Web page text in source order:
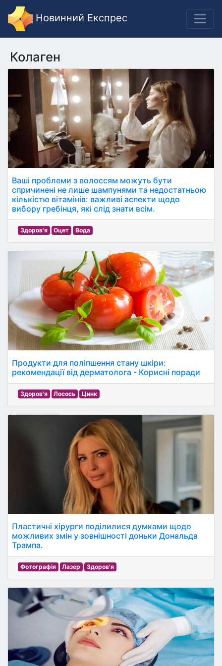
Новинний Експрес
Колаген
Ваші проблеми з волоссям можуть бути
спричинені не лише шампунями та недостатньою
кількістю вітамінів: важливі аспекти щодо
вибору гребінця, які слід знати всім.
Здоров'я Оцет Вода
Продукти для поліпшення стану шкіри:
рекомендації від дерматолога - Корисні поради
Здоров'я Лосось Цинк
Пластичні хірурги поділилися думками щодо
можливих змін у зовнішності доньки Дональда
Трампа.
Фотографія Лазер Здоров'я